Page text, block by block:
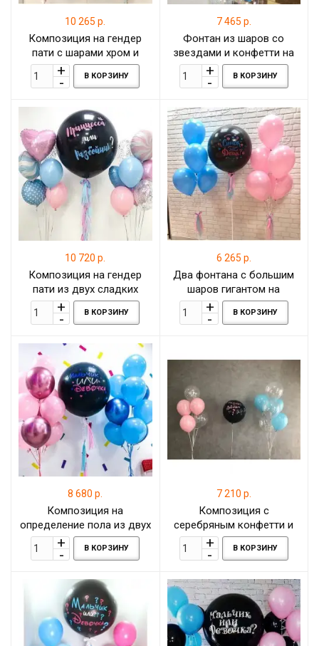
10 265 р.
Композиция на гендер
пати с шарами хром и
шаром-гигантом
В КОРЗИНУ
7 465 р.
Фонтан из шаров со
звездами и конфетти на
определение пола
В КОРЗИНУ
10 720 р.
Композиция на гендер
пати из двух сладких
фонтанов с леденцами и
шаром-гигантом
В КОРЗИНУ
6 265 р.
Два фонтана с большим
шаров гигантом на
определение пола
В КОРЗИНУ
8 680 р.
Композиция на
определение пола из двух
фонтанов с розовыми и
голубыми шарами хром
В КОРЗИНУ
7 210 р.
Композиция с
серебряным конфетти и
шаром-гигантом на
определение пола
В КОРЗИНУ